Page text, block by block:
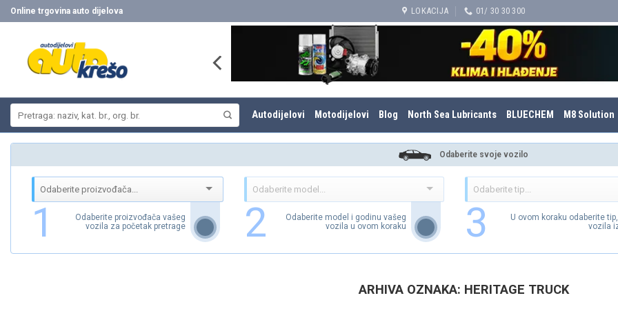
Skip
to
Online trgovina auto dijelova LOKACIJA 01/ 30 30 300
Autodijelovi Motodijelovi Blog North Sea Lubricants BLUECHEM M8 Solution
Odaberite svoje vozilo
1
Odaberite proizvođača vašeg
vozila za početak pretrage
2
Odaberite model i godinu vašeg
vozila u ovom koraku
3
U ovom koraku odaberite
vozila
ARHIVA OZNAKA: HERITAGE TRUCK